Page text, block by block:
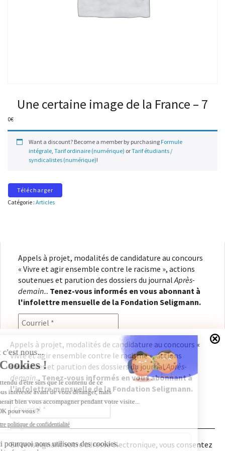
Une certaine image de la France – 7
0€
Want a discount? Become a member by purchasing Formule
intégrale, Tarif ordinaire (numérique) orTarif étudiants /
syndicalistes (numérique)!
Télécharger
Catégorie : Articles
Appels à projet, modalités de candidature au concours
« Vivre et agir ensemble contre le racisme », actions
soutenues et parution des dossiers du journal Après-
demain... Tenez-vous informés en vous abonnant à
l'infolettre mensuelle de la Fondation Seligmann.
En renseignant votre adresse électronique, vous
consentez à recevoir l'infolettre de la Fondation
Seligmann, conformément à notrepolitique de
confidentialité. Il vous sera possible de vous
désabonner à tout moment.
Appels à projet, modalités de candidature au concours «
Vivre et agir ensemble contre le racisme », actions
soutenues et parution des dossiers du journalAprès-
demain... Tenez-vous informés en vous abonnant à
l'infolettre mensuelle de la Fondation Seligmann.
En renseignant votre adresse électronique, vous consentez